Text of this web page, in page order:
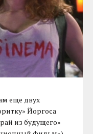
еще двух
Йоргоса
из будущего»